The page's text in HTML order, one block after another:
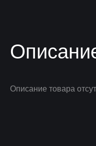
Описание товара